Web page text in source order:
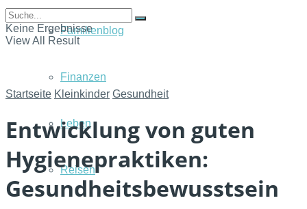
Familienblog
Finanzen
Leben
Reisen
Keine Ergebnisse
View All Result
Startseite Kleinkinder Gesundheit
Entwicklung von guten
Hygienepraktiken:
Gesundheitsbewusstsein